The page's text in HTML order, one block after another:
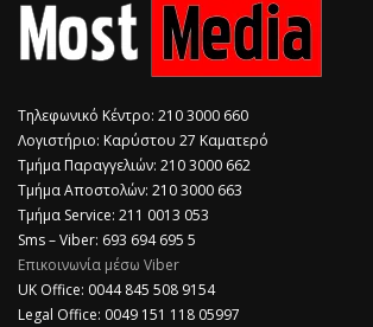
Τηλεφωνικό Κέντρο: 210 3000 660
Λογιστήριο: Καρύστου 27 Καματερό
Τμήμα Παραγγελιών: 210 3000 662
Τμήμα Αποστολών: 210 3000 663
Τμήμα Service: 211 0013 053
Sms – Viber: 693 694 695 5
Επικοινωνία μέσω Viber
​UK Office: 0044 845 508 9154
Legal Office: 0049 151 118 05997